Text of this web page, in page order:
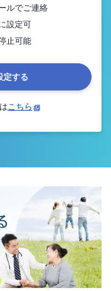
ルでご連絡
設定可
止可能
定する
こちら